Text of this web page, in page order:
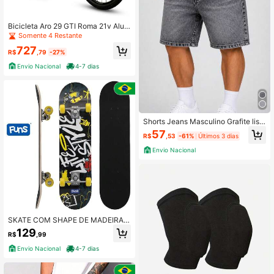
Bicicleta Aro 29 GTI Roma 21v Alum
ínio Freio Disco Grip Shift MTB Inter
no
Somente 4 Restante
R$727 ,79 -27%
Envio Nacional
4-7 dias
SKATE COM SHAPE DE MADEIRA L
IXA + TRUCK DE ALUMINIO E ROD
A PVC STREME FUNS 79X20CM
R$129 ,99
Envio Nacional
4-7 dias
Shorts Jeans Masculino Grafite liso
Com Bolsos
R$57,53 -61% Últimos 3 dias
Envio Nacional